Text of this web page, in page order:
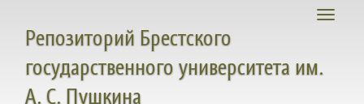
Toggle
Репозиторий Брестского
государственного университета им.
А. С. Пушкина